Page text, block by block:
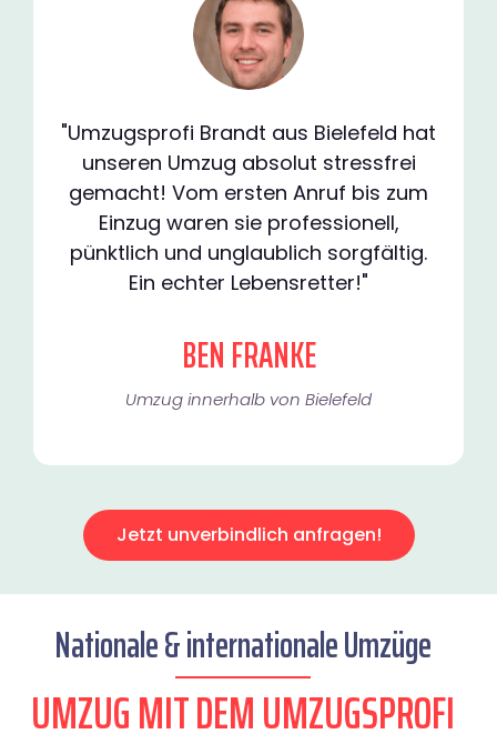
"Umzugsprofi Brandt aus Bielefeld hat
unseren Umzug absolut stressfrei
gemacht! Vom ersten Anruf bis zum
Einzug waren sie professionell,
pünktlich und unglaublich sorgfältig.
Ein echter Lebensretter!"
BEN FRANKE
Umzug innerhalb von Bielefeld​
Jetzt unverbindlich anfragen!
Nationale & internationale Umzüge
UMZUG MIT DEM UMZUGSPROFI